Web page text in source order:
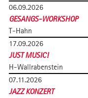
06.09.2026
GESANGS-WORKSHOP
T-Hahn
17.09.2026
JUST MUSIC!
H-Wallrabenstein
07.11.2026
JAZZ KONZERT